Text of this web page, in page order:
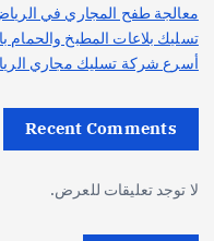
معالجة طفح المجاري في الرياض |
تسليك بلاعات المطبخ والحمام
أسرع شركة تسليك مجاري الرياض |
Recent Comments
لا توجد تعليقات للعرض.